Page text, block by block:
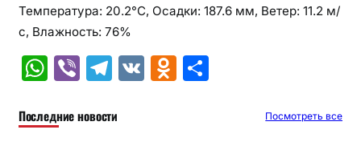
Температура: 20.2°C, Осадки: 187.6 мм, Ветер: 11.2 м/
с, Влажность: 76%
W
at
Vi
er
T
e
V O О
Последние новости Посмотреть все